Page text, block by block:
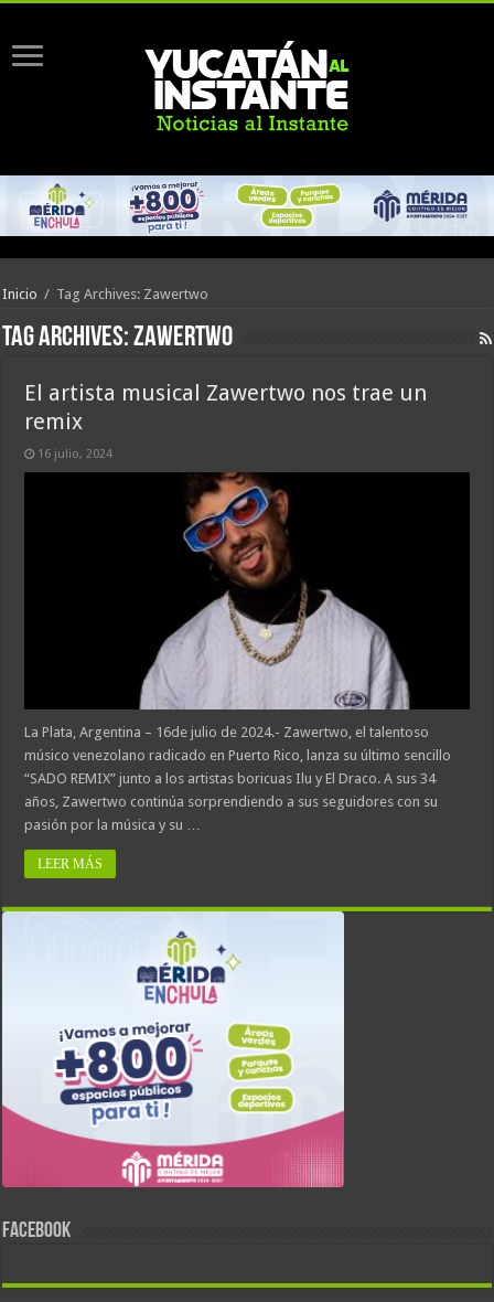
Inicio / Tag Archives: Zawertwo
Tag Archives:Zawertwo
El artista musical Zawertwo nos trae un
remix
16 julio, 2024
La Plata, Argentina – 16de julio de 2024.- Zawertwo, el talentoso
músico venezolano radicado en Puerto Rico, lanza su último sencillo
“SADO REMIX” junto a los artistas boricuas Ilu y El Draco. A sus 34
años, Zawertwo continúa sorprendiendo a sus seguidores con su
pasión por la música y su …
LEER MÁS
FACEBOOK